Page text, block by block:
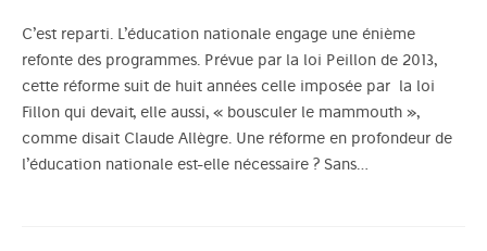
C’est reparti. L’éducation nationale engage une énième
refonte des programmes. Prévue par la loi Peillon de 2013,
cette réforme suit de huit années celle imposée par la loi
Fillon qui devait, elle aussi, « bousculer le mammouth »,
comme disait Claude Allègre. Une réforme en profondeur de
l’éducation nationale est-elle nécessaire ? Sans…